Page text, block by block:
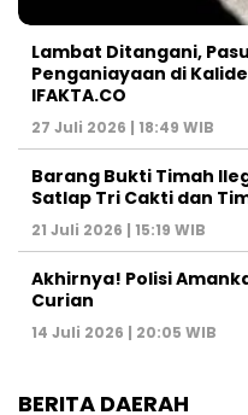
Lambat Ditangani,
Penganiayaan di
IFAKTA.CO
27 Juli 2026 | 18:49 WIB
Barang Bukti Timah
Satlap Tri Cakti dan
21 Juli 2026 | 15:19 WIB
Akhirnya! Polisi
Curian
14 Juli 2026 | 20:05 WIB
BERITA DAERAH